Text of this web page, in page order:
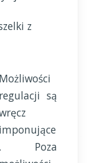
z
Możliwości
regulacji są
imponujące
. Poza